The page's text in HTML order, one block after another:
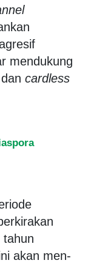
mendukung
dan cardless
tahun
akan men-